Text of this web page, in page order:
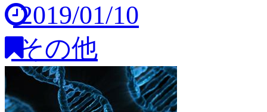
2019/01/10
その他